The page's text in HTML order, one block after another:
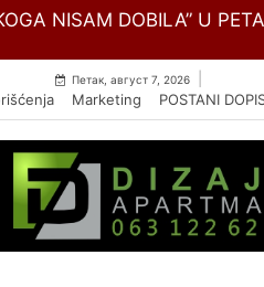
BOLESTI
Петак, август 7, 2026
Marketing POSTANI